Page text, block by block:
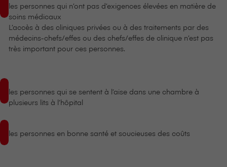
les personnes qui n’ont pas d’exigences élevées en matière de
soins médicaux
L’accès à des cliniques privées ou à des traitements par des
médecins-chefs/effes ou des chefs/effes de clinique n’est pas
très important pour ces personnes.
les personnes qui se sentent à l’aise dans une chambre à
plusieurs lits à l’hôpital
les personnes en bonne santé et soucieuses des coûts